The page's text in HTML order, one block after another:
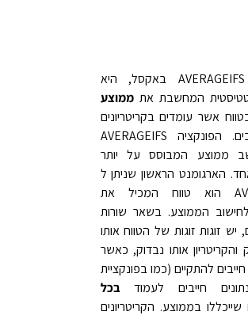
הפונקציה AVERAGEIFS באקסל, היא
המחשבת אתממוצע
אשר עומדים בקריטריונים
שאנו מציבים. הפונקציה AVERAGEIFS
ממוצע המבוסס על יותר
הארגומנט הראשון שניתן ל
AVERAGEIFS הוא טווח המכיל את
הממוצע. בשאר שורות
יש זוגות זוגות של הטווח אותו
והקריטריון אותו נבדוק, כאשר
להתקיים (כמו בפונקציית
בכל
שייכללו בממוצע. הקריטריונים